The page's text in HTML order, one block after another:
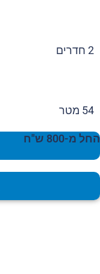
54 מטר
מ-800 ש"ח